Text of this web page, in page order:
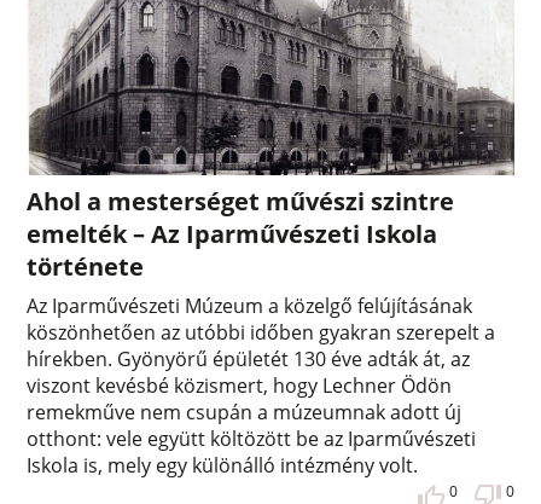
Ahol a mesterséget művészi szintre
emelték – Az Iparművészeti Iskola
története
Az Iparművészeti Múzeum a közelgő felújításának
köszönhetően az utóbbi időben gyakran szerepelt a
hírekben. Gyönyörű épületét 130 éve adták át, az
viszont kevésbé közismert, hogy Lechner Ödön
remekműve nem csupán a múzeumnak adott új
otthont: vele együtt költözött be az Iparművészeti
Iskola is, mely egy különálló intézmény volt.
0 0